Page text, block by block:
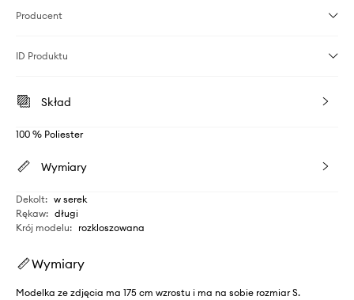
Producent
ID Produktu
Skład
100 % Poliester
Wymiary
Dekolt: w serek
Rękaw: długi
Krój modelu: rozkloszowana
Wymiary
Modelka ze zdjęcia ma 175 cm wzrostu i ma na sobie rozmiar S.